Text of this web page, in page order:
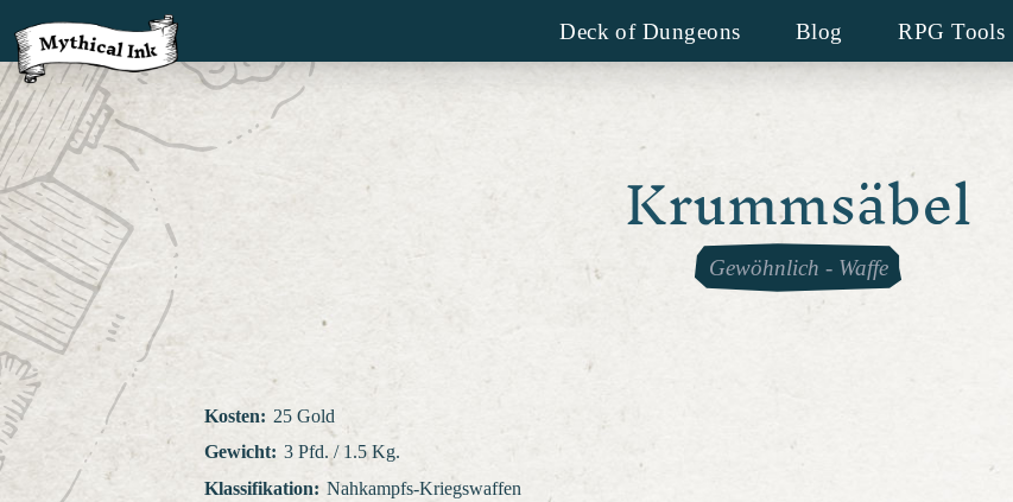
Deck of Dungeons Blog RPG Tools
Krummsäbel
Gewöhnlich - Waffe
Kosten: 25 Gold
Gewicht: 3 Pfd. / 1.5 Kg.
Klassifikation: Nahkampfs-Kriegswaffen